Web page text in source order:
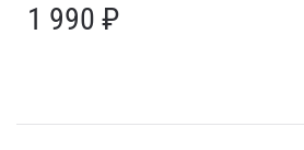
1 990 ₽